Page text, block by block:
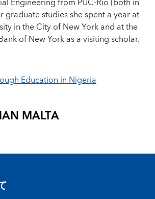
graduate studies she spent a year at
in the City of New York and at the
of New York as a visiting scholar.
Education in Nigeria
MALTA